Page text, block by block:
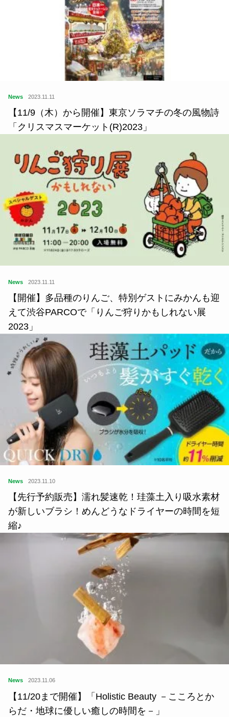
News 2023.11.11
【11/9（木）から開催】東京ソラマチの冬の風物詩
「クリスマスマーケット(R)2023」
News 2023.11.11
【開催】多品種のりんご、特別ゲストにみかんも迎
えて渋谷PARCOで「りんご狩りかもしれない展
2023」
News 2023.11.10
【先行予約販売】濡れ髪速乾！珪藻土入り吸水素材
が新しいブラシ！めんどうなドライヤーの時間を短
縮♪
News 2023.11.06
【11/20まで開催】「Holistic Beauty －こころとか
らだ・地球に優しい癒しの時間を－」